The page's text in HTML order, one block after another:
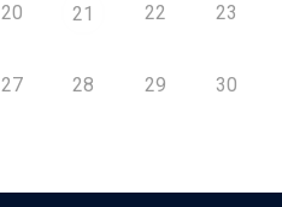
20 21 22 23
27 28 29 30